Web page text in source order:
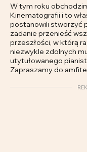
W tym roku
Kinematografii i to
postanowili stworzyć
zadanie przenieść
przeszłości, w którą
niezwykle zdolnych
utytułowanego
Zapraszamy do